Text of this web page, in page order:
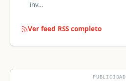
inv…
Ver feed RSS completo
PUBLICIDAD